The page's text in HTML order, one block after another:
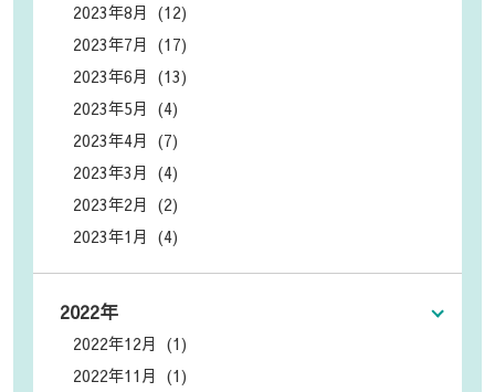
2023年8月 (12)
2023年7月 (17)
2023年6月 (13)
2023年5月 (4)
2023年4月 (7)
2023年3月 (4)
2023年2月 (2)
2023年1月 (4)
2022年
2022年12月 (1)
2022年11月 (1)